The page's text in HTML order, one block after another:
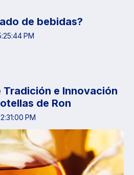
de bebidas?
PM
Tradición e Innovación
de Ron
PM